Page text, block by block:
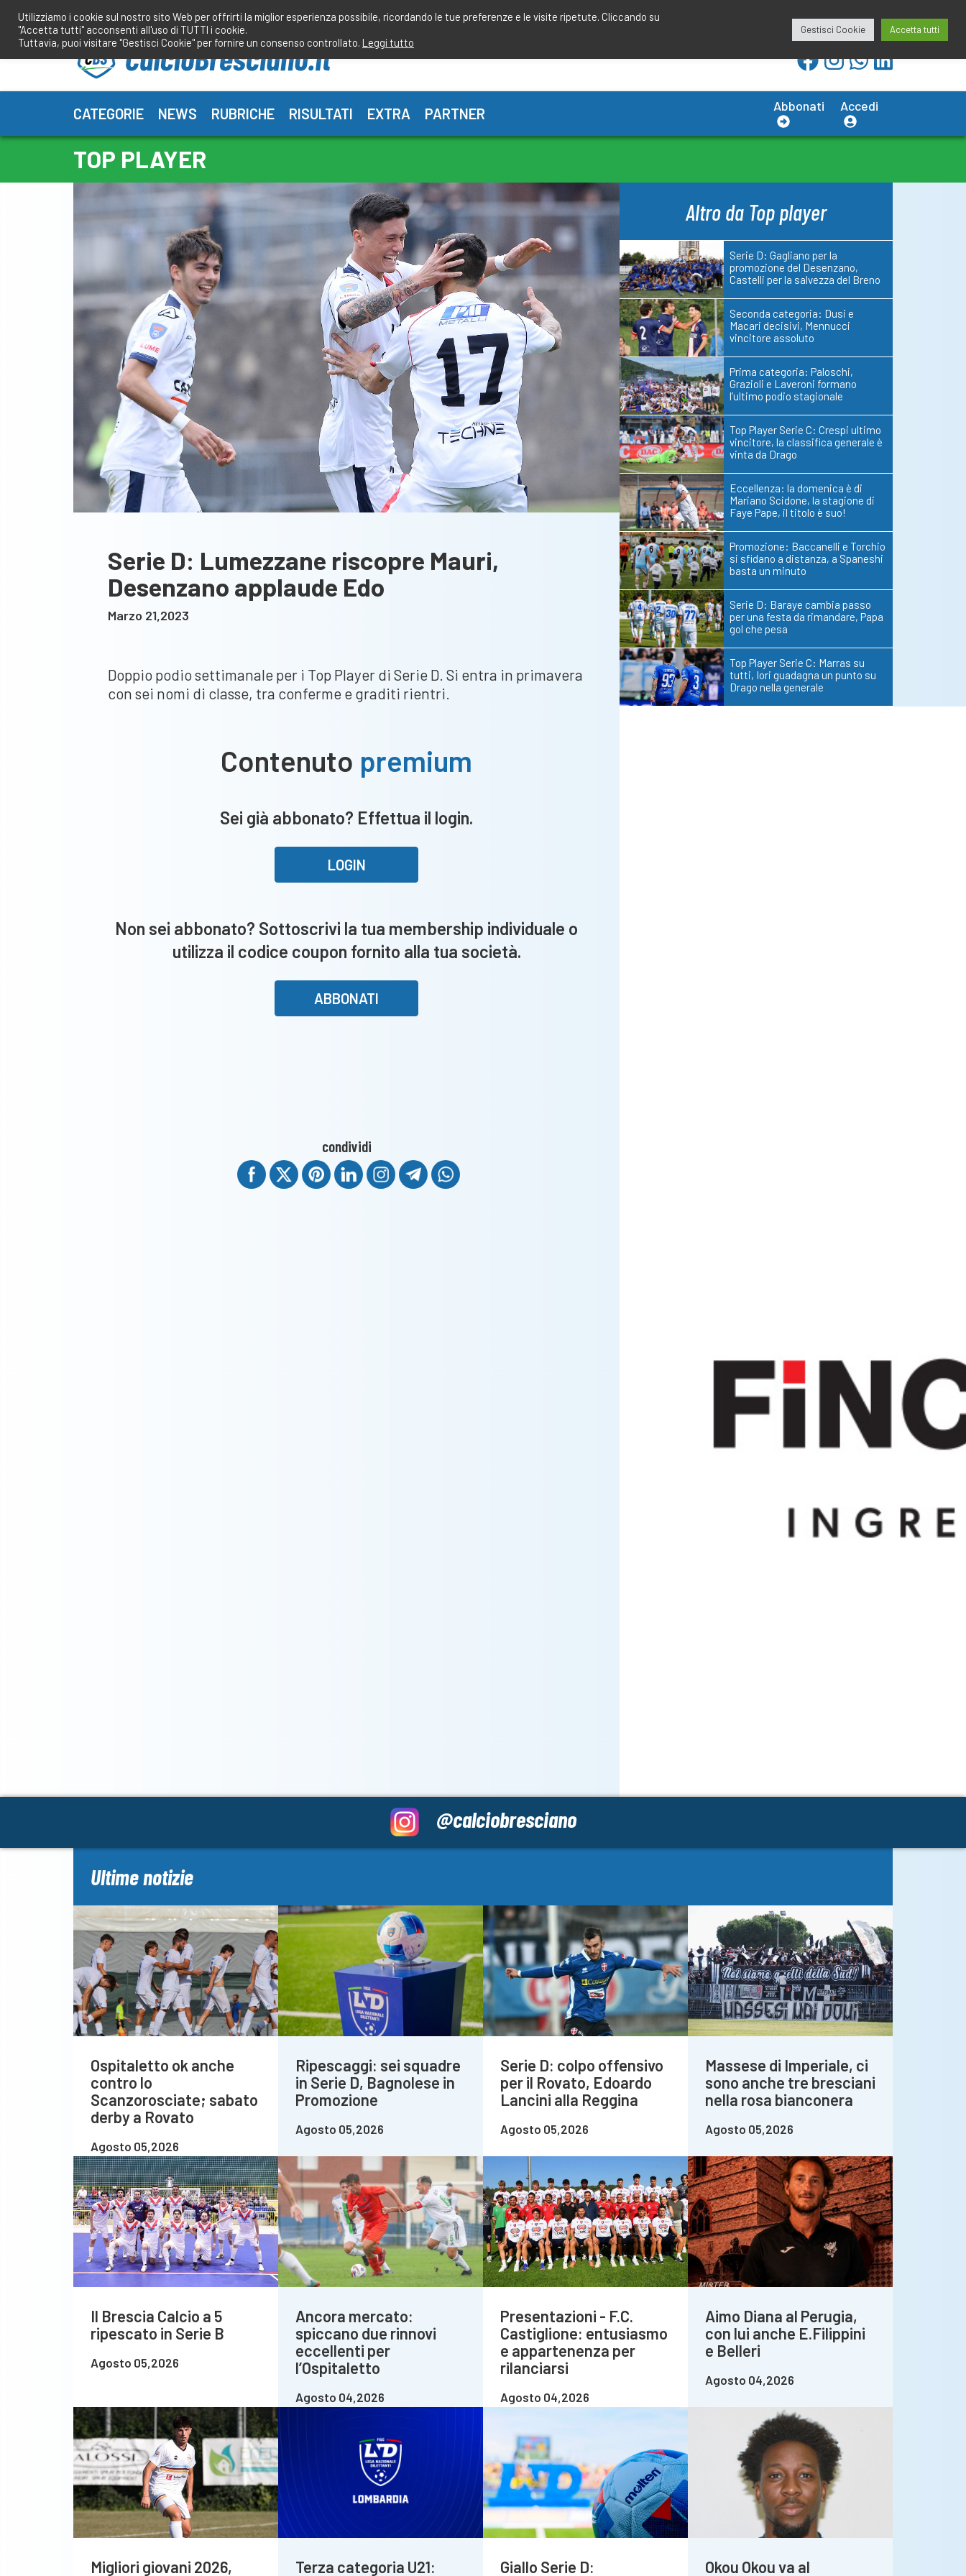
contenuto
redazione@calciobresciano.it
CATEGORIE NEWS RUBRICHE RISULTATI EXTRA PARTNER Abbonati Accedi
TOP PLAYER
Serie D: Lumezzane riscopre Mauri,
Desenzano applaude Edo
Marzo 21,2023
Doppio podio settimanale per i Top Player di Serie D. Si entra in primavera
con sei nomi di classe, tra conferme e graditi rientri.
Contenuto premium
Sei già abbonato? Effettua il login.
LOGIN
Non sei abbonato? Sottoscrivi la tua membership individuale o
utilizza il codice coupon fornito alla tua società.
ABBONATI
condividi
Altro da Top player
Serie D: Gagliano per la
promozione del Desenzano,
Castelli per la salvezza del Breno
Seconda categoria: Dusi e
Macari decisivi, Mennucci
vincitore assoluto
Prima categoria: Paloschi,
Grazioli e Laveroni formano
l’ultimo podio stagionale
Top Player Serie C: Crespi ultimo
vincitore, la classifica generale è
vinta da Drago
Eccellenza: la domenica è di
Mariano Scidone, la stagione di
Faye Pape, il titolo è suo!
Promozione: Baccanelli e Torchio
si sfidano a distanza, a Spaneshi
basta un minuto
Serie D: Baraye cambia passo
per una festa da rimandare, Papa
gol che pesa
Top Player Serie C: Marras su
tutti, Iori guadagna un punto su
Drago nella generale
@calciobresciano
Ultime notizie
Ospitaletto ok anche
contro lo
Scanzorosciate; sabato
derby a Rovato
Agosto 05,2026
Ripescaggi: sei squadre
in Serie D, Bagnolese in
Promozione
Agosto 05,2026
Serie D: colpo offensivo
per il Rovato, Edoardo
Lancini alla Reggina
Agosto 05,2026
Massese di Imperiale, ci
sono anche tre bresciani
nella rosa bianconera
Agosto 05,2026
Il Brescia Calcio a 5
ripescato in Serie B
Agosto 05,2026
Ancora mercato:
spiccano due rinnovi
eccellenti per
l’Ospitaletto
Agosto 04,2026
Presentazioni - F.C.
Castiglione: entusiasmo
e appartenenza per
rilanciarsi
Agosto 04,2026
Aimo Diana al Perugia,
con lui anche E.Filippini
e Belleri
Agosto 04,2026
Migliori giovani 2026,
Terza categoria U21:
Giallo Serie D:
Okou Okou va al
Utilizziamo i cookie sul nostro sito Web per offrirti la miglior esperienza possibile, ricordando le tue preferenze e le visite ripetute. Cliccando su
"Accetta tutti" acconsenti all'uso di TUTTI i cookie.
Tuttavia, puoi visitare "Gestisci Cookie" per fornire un consenso controllato. Leggi tutto
Gestisci Cookie Accetta tutti